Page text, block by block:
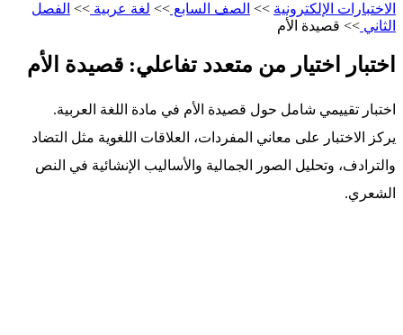
الاختبارات الإلكترونية >> الصف السابع >> لغة عربية >> الفصل
الثاني >> قصيدة الأم
اختبار اختيار من متعدد تفاعلي: قصيدة الأم
اختبار تقييمي شامل حول قصيدة الأم في مادة اللغة العربية.
يركز الاختبار على معاني المفردات، العلاقات اللغوية مثل التضاد
والترادف، وتحليل الصور الجمالية والأساليب الإنشائية في النص
الشعري.